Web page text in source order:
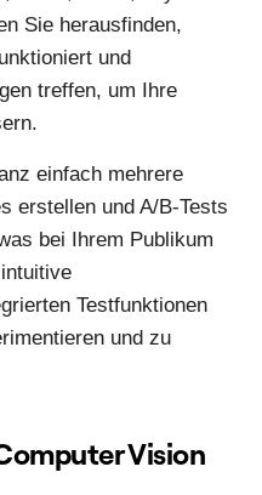
Sie herausfinden,
und
treffen, um Ihre
einfach mehrere
erstellen und A/B-Tests
bei Ihrem Publikum
Testfunktionen
und zu
Vision